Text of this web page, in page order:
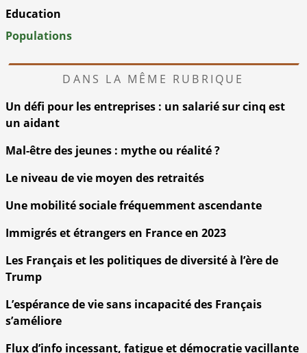
Education
Populations
DANS LA MÊME RUBRIQUE
Un défi pour les entreprises : un salarié sur cinq est
un aidant
Mal-être des jeunes : mythe ou réalité ?
Le niveau de vie moyen des retraités
Une mobilité sociale fréquemment ascendante
Immigrés et étrangers en France en 2023
Les Français et les politiques de diversité à l’ère de
Trump
L’espérance de vie sans incapacité des Français
s’améliore
Flux d’info incessant, fatigue et démocratie vacillante